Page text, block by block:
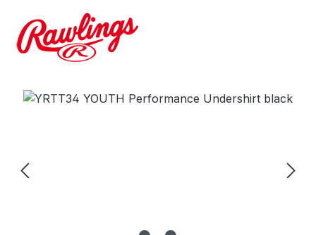
Bildergalerie überspringen